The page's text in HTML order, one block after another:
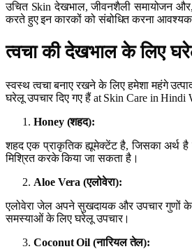
उचित Skin देखभाल, जीवनशैली समायोजन
करते हुए इन कारकों को संबोधित करना
त्वचा की देखभाल के लिए
स्वस्थ त्वचा बनाए रखने के लिए हमेशा महंगे
घरेलू उपचार दिए गए हैं at Skin Care in
Honey (शहद):
शहद एक प्राकृतिक ह्यूमेक्टेंट है, जिसका अर्थ है
मिश्रित करके किया जा सकता है।
Aloe Vera (एलोवेरा):
एलोवेरा जेल अपने सुखदायक और उपचार गुणों के
समस्याओं के लिए घरेलू उपचार।
Coconut Oil (नारियल तेल):